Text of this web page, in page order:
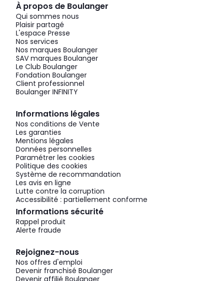
À propos de Boulanger
Qui sommes nous
Plaisir partagé
L'espace Presse
Nos services
Nos marques Boulanger
SAV marques Boulanger
Le Club Boulanger
Fondation Boulanger
Client professionnel
Boulanger INFINITY
Informations légales
Nos conditions de Vente
Les garanties
Mentions légales
Données personnelles
Paramétrer les cookies
Politique des cookies
Système de recommandation
Les avis en ligne
Lutte contre la corruption
Accessibilité : partiellement conforme
Informations sécurité
Rappel produit
Alerte fraude
Rejoignez-nous
Nos offres d'emploi
Devenir franchisé Boulanger